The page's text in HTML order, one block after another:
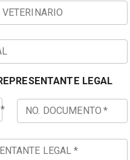
LEGAL
* NO. DOCUMENTO *
LEGAL *